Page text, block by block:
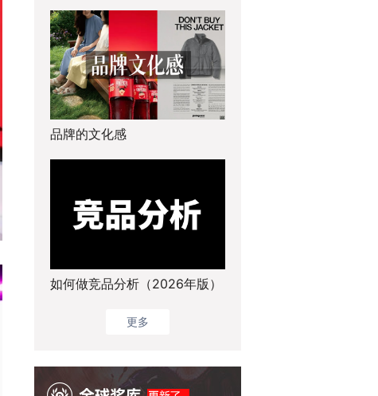
品牌的文化感
如何做竞品分析（2026年版）
更多